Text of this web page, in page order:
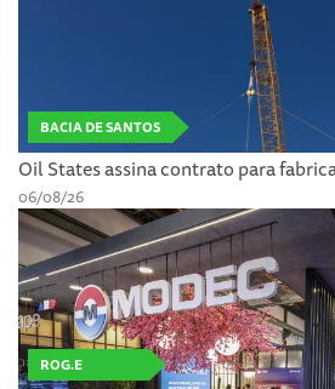
BACIA DE SANTOS
Oil States assina contrato para
06/08/26
ROG.E